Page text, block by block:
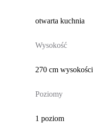
otwarta kuchnia
Wysokość
270 cm wysokości
Poziomy
1 poziom